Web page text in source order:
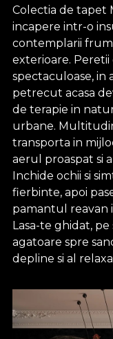
Colectia de tapet
incapere intr-o
contemplarii
exterioare. Peretii
spectaculoase, in
petrecut acasa
de terapie in
urbane.
transporta in
aerul proaspat si
Inchide ochii si
fierbinte, apoi
pamantul reavan
Lasa-te ghidat,
agatoare spre
depline si al